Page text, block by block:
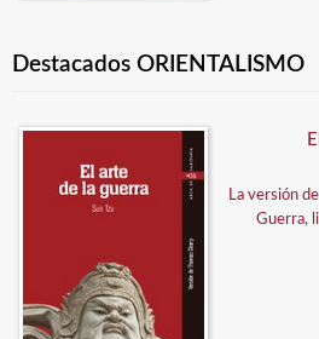
Destacados ORIENTALISMO
La versión
Guerra,